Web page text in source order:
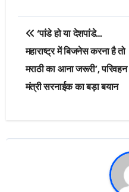
Post
navigation
‘पांडे हो या देशपांडे…
महाराष्ट्र में बिजनेस करना है तो
मराठी का आना जरूरी’, परिवहन
मंत्री सरनाईक का बड़ा बयान